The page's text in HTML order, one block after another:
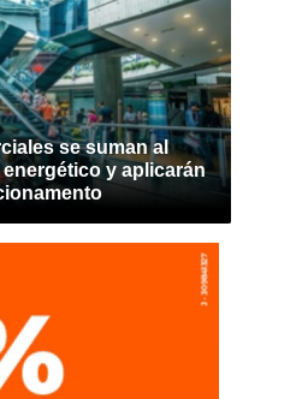
se suman al
y aplicarán